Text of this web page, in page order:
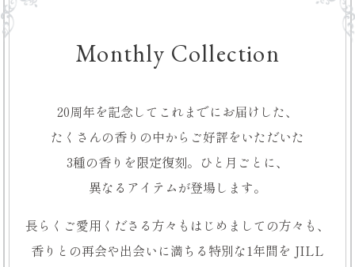
Monthly Collection
20周年を記念して これまでにお届けした、
たくさんの香りの中から ご好評をいただいた
3種の香りを限定復刻。 ひと月ごとに、
異なるアイテムが登場します。
長らく ご愛用くださる方々も はじめましての方々も、
香りとの再会や出会いに満ちる 特別な1年間を JILL